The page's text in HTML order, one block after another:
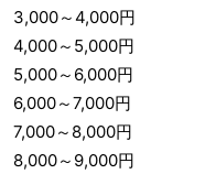
3,000～4,000円
4,000～ 5,000円
5,000～ 6,000円
6,000～7,000円
7,000～ 8,000円
8,000～ 9,000円